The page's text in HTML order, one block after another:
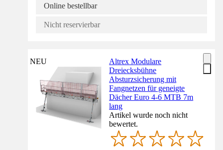
Online bestellbar
Nicht reservierbar
NEU
Altrex Modulare
Dreiecksbühne
Absturzsicherung mit
Fangnetzen für geneigte
Dächer Euro 4-6 MTB 7m
lang
Artikel wurde noch nicht
bewertet.